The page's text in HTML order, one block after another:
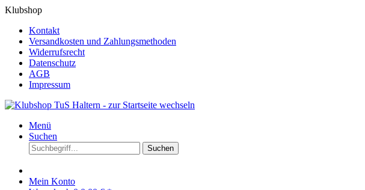
Klubshop
Kontakt
Versandkosten und Zahlungsmethoden
Widerrufsrecht
Datenschutz
AGB
Impressum
Menü
Suchen
Suchen
Mein Konto